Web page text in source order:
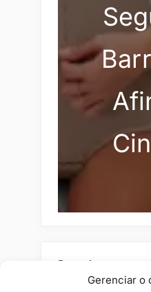
Gerenciar o
Pesquisar